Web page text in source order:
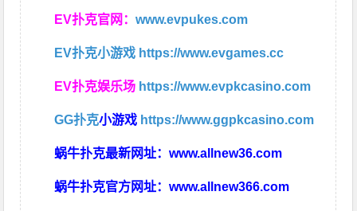
EV扑克官网：www.evpukes.com
EV扑克小游戏 https://www.evgames.cc
EV扑克娱乐场 https://www.evpkcasino.com
GG扑克小游戏 https://www.ggpkcasino.com
蜗牛扑克最新网址：www.allnew36.com
蜗牛扑克官方网址：www.allnew366.com